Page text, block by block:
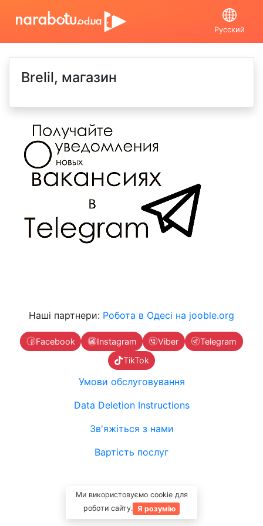
Ми використовуємо cookie для
роботи сайту. Я розумію
Русский
Brelil, магазин
Наші партнери: Робота в Одесі на jooble.org
Facebook Instagram Viber
Telegram
TikTok
Умови обслуговування
Data Deletion Instructions
Зв'яжіться з нами
Вартість послуг